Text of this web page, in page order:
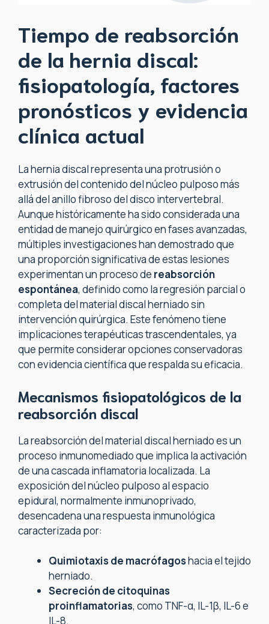
Tiempo de reabsorción
de la hernia discal:
fisiopatología, factores
pronósticos y evidencia
clínica actual
La hernia discal representa una protrusión o
extrusión del contenido del núcleo pulposo más
allá del anillo fibroso del disco intervertebral.
Aunque históricamente ha sido considerada una
entidad de manejo quirúrgico en fases avanzadas,
múltiples investigaciones han demostrado que
una proporción significativa de estas lesiones
experimentan un proceso de reabsorción
espontánea, definido como la regresión parcial o
completa del material discal herniado sin
intervención quirúrgica. Este fenómeno tiene
implicaciones terapéuticas trascendentales, ya
que permite considerar opciones conservadoras
con evidencia científica que respalda su eficacia.
Mecanismos fisiopatológicos de la
reabsorción discal
La reabsorción del material discal herniado es un
proceso inmunomediado que implica la activación
de una cascada inflamatoria localizada. La
exposición del núcleo pulposo al espacio
epidural, normalmente inmunoprivado,
desencadena una respuesta inmunológica
caracterizada por:
Quimiotaxis de macrófagoshacia el tejido
herniado.
Secreción de citoquinas
proinflamatorias, como TNF-α, IL-1β, IL-6 e
IL-8.